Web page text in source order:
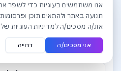
₪4,381
לפרטים
אנו משתמשים בעוגיות כדי לשפר
תנועה באתר ולהתאים תוכן
את/ה מסכים/ה למדיניות העוגיות
אני מסכים/ה דחייה